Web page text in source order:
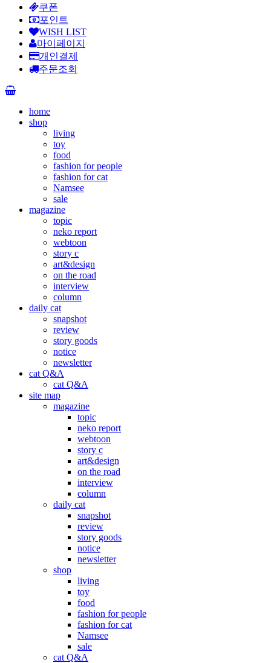
쿠폰
포인트
WISH LIST
마이페이지
개인결제
주문조회
home
shop
living
toy
food
fashion for people
fashion for cat
Namsee
sale
magazine
topic
neko report
webtoon
story c
art&design
on the road
interview
column
daily cat
snapshot
review
story goods
notice
newsletter
cat Q&A
cat Q&A
site map
magazine
topic
neko report
webtoon
story c
art&design
on the road
interview
column
daily cat
snapshot
review
story goods
notice
newsletter
shop
living
toy
food
fashion for people
fashion for cat
Namsee
sale
cat Q&A